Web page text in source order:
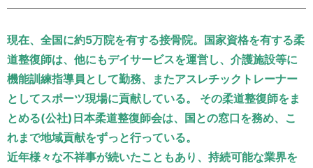
運営元 お問い合わせ
現在、全国に約5万院を有する接骨院。国家資格を有する柔
道整復師は、他にもデイサービスを運営し、介護施設等に
機能訓練指導員として勤務、またアスレチックトレーナー
としてスポーツ現場に貢献している。 その柔道整復師をま
とめる(公社)日本柔道整復師会は、国との窓口を務め、こ
れまで地域貢献をずっと行っている。
近年様々な不祥事が続いたこともあり、持続可能な業界を